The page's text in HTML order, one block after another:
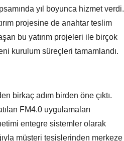
yıl boyunca hizmet verdi.
projesine de anahtar teslim
bu yatırım projeleri ile birçok
kurulum süreçleri tamamlandı.
birkaç adım birden öne çıktı.
FM4.0 uygulamaları
entegre sistemler olarak
müşteri tesislerinden merkeze